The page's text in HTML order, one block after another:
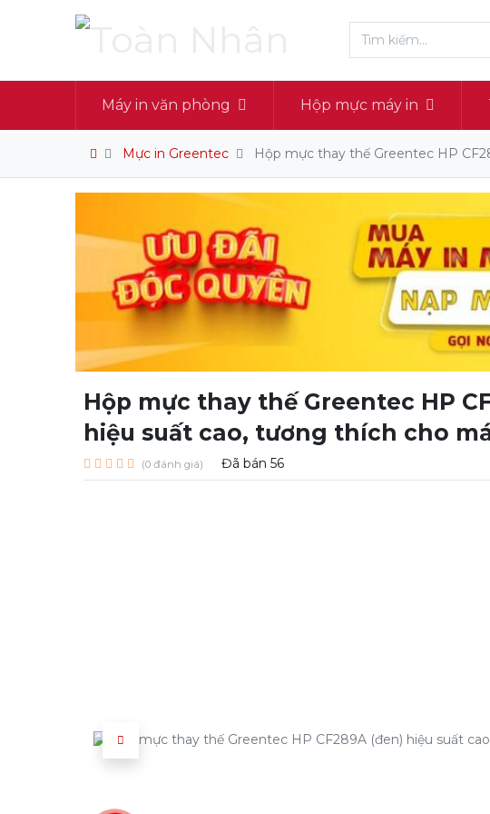
Máy in văn phòng Hộp mực máy in
Mực in Greentec Hộp mực thay thế Greentec HP
Hộp mực thay thế Greentec HP
hiệu suất cao, tương thích cho
(0 đánh giá) Đã bán 56